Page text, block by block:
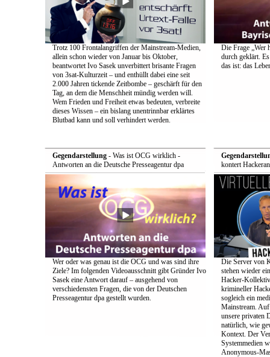
Trotz 100 Frontalangriffen der Mainstream-Medien,
allein schon wieder von Januar bis Oktober,
beantwortet Ivo Sasek unverbittert brisante Fragen
von 3sat-Kulturzeit – und enthüllt dabei eine seit
2.000 Jahren tickende Zeitbombe – geschärft für den
Tag, an dem die Menschheit mündig werden will.
Wem Frieden und Freiheit etwas bedeuten, verbreite
dieses Wissen – ein bislang unentrinnbar erklärtes
Blutbad kann und soll verhindert werden.
Die Frage „Wer
durch geklärt.
das ist: das
Gegendarstellung- Was ist OCG wirklich -
Antworten an die Deutsche Presseagentur dpa
Wer oder was genau ist die OCG und was sind ihre
Ziele? Im folgenden Videoausschnitt gibt Gründer Ivo
Sasek eine Antwort darauf – ausgehend von
verschiedensten Fragen, die von der Deutschen
Presseagentur dpa gestellt wurden.
kontert
Die Server von
stehen wieder
Hacker-
krimineller
sogleich ein
Mainstream. Auf
unsere privaten
natürlich, wie
Kontext. Der
Systemmedien
Anonymous-